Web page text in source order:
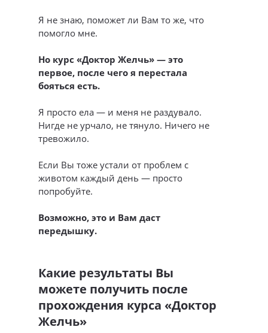
Я не знаю, поможет ли Вам то же, что
помогло мне.
Но курс «Доктор Желчь» — это
первое, после чего я перестала
бояться есть.
Я просто ела — и меня не раздувало.
Нигде не урчало, не тянуло. Ничего не
тревожило.
Если Вы тоже устали от проблем с
животом каждый день — просто
попробуйте.
Возможно, это и Вам даст
передышку.
Какие результаты Вы
можете получить после
прохождения курса «Доктор
Желчь»